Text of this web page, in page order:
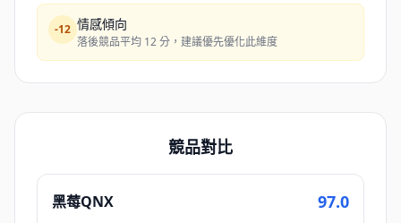
-12 情感傾向
落後競品平均 12 分，建議優先優化此維度
競品對比
黑莓QNX 97.0